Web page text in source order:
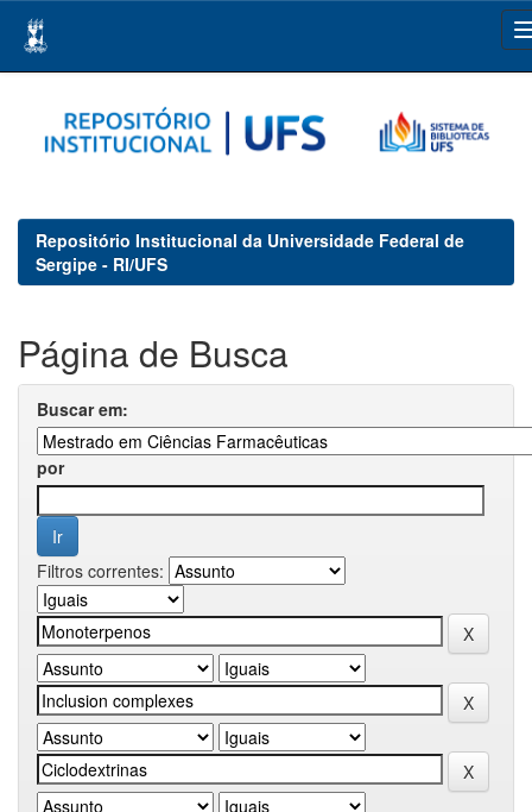
navigation
Repositório Institucional da Universidade Federal de
Sergipe - RI/UFS
Página de Busca
Buscar em:
por
Filtros correntes: